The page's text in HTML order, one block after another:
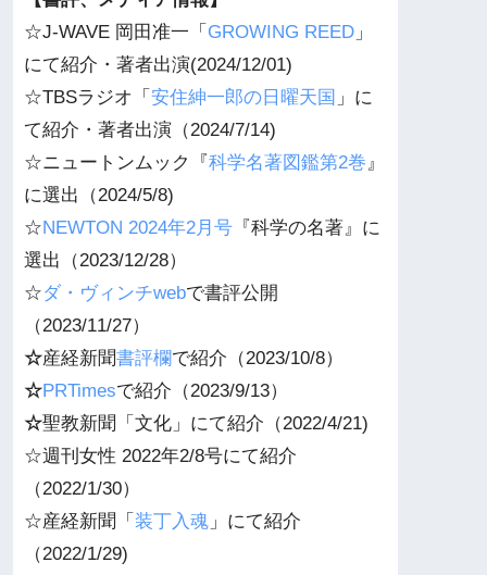
☆J-WAVE 岡田准一「 GROWING REED 」
にて紹介・著者出演(2024/12/01)
☆TBSラジオ「 安住紳一郎の日曜天国 」に
て紹介・著者出演（2024/7/14)
☆ニュートンムック『科学名著図鑑第2巻』
に選出（2024/5/8)
☆NEWTON 2024年2月号 『科学の名著』に
選出（2023/12/28）
☆ダ・ヴィンチwebで書評公開
（2023/11/27）
☆産経新聞書評欄で紹介（2023/10/8）
☆PRTimesで紹介（2023/9/13）
☆聖教新聞「文化」にて紹介（2022/4/21)
☆週刊女性 2022年2/8号にて紹介
（2022/1/30）
☆産経新聞「 装丁入魂 」にて紹介
（2022/1/29)